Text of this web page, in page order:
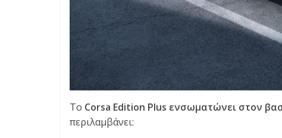
Το Corsa Edition Plus ενσωματώνει στον
περιλαμβάνει: